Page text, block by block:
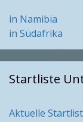
in Namibia
in Südafrika
Startliste
Aktuelle